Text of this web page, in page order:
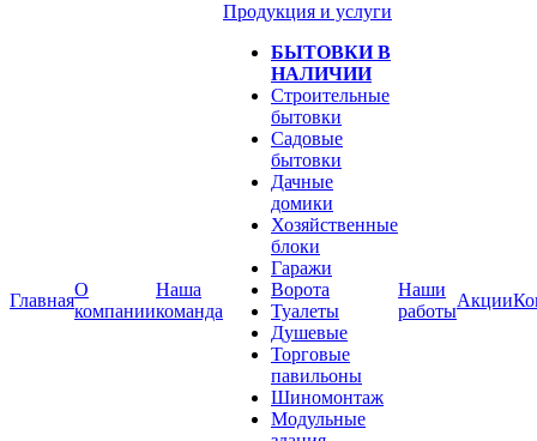
Главная
О
компании
Наша
команда
Продукция и услуги
БЫТОВКИ В
НАЛИЧИИ
Строительные
бытовки
Садовые
бытовки
Дачные
домики
Хозяйственные
блоки
Гаражи
Ворота
Туалеты
Душевые
Торговые
павильоны
Шиномонтаж
Модульные
Наши
работы
Акции